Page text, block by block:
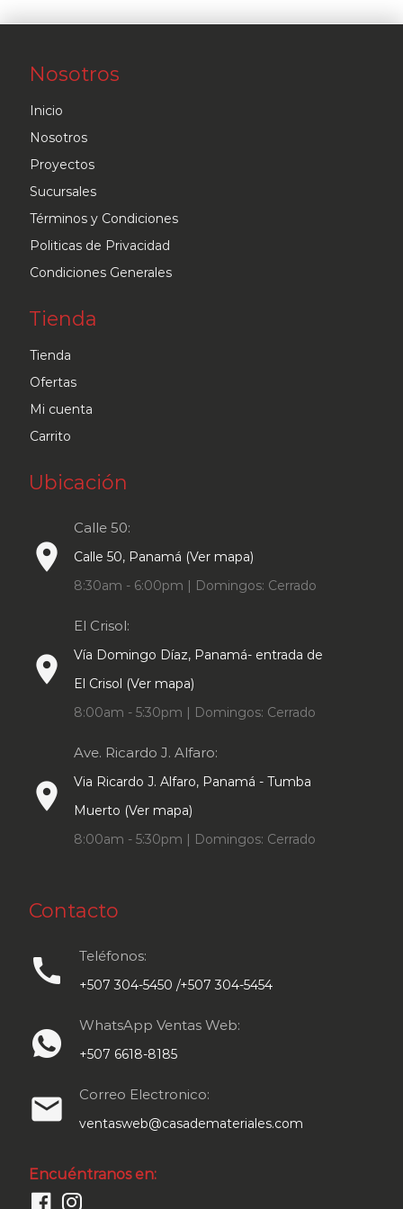
Nosotros
Inicio
Nosotros
Proyectos
Sucursales
Términos y Condiciones
Politicas de Privacidad
Condiciones Generales
Tienda
Tienda
Ofertas
Mi cuenta
Carrito
Ubicación
place
Calle 50:
Calle 50, Panamá (Ver mapa)
8:30am - 6:00pm | Domingos: Cerrado
place
El Crisol:
Vía Domingo Díaz, Panamá- entrada de
El Crisol (Ver mapa)
8:00am - 5:30pm | Domingos: Cerrado
place
Ave. Ricardo J. Alfaro:
Via Ricardo J. Alfaro, Panamá - Tumba
Muerto (Ver mapa)
8:00am - 5:30pm | Domingos: Cerrado
Contacto
call Teléfonos:
+507 304-5450 /+507 304-5454
WhatsApp Ventas Web:
+507 6618-8185
email Correo Electronico:
ventasweb@casademateriales.com
Encuéntranos en: